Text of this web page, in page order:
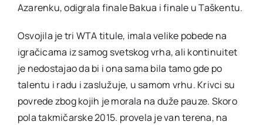
Azarenku, odigrala finale Bakua i finale u Taškentu.
Osvojila je tri WTA titule, imala velike pobede na
igračicama iz samog svetskog vrha, ali kontinuitet
je nedostajao da bi i ona sama bila tamo gde po
talentu i radu i zaslužuje, u samom vrhu. Krivci su
povrede zbog kojih je morala na duže pauze. Skoro
pola takmičarske 2015. provela je van terena, na